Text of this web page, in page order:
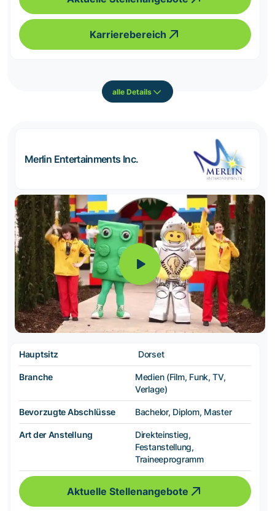
Karrierebereich
alle Details
Merlin Entertainments Inc.
Hauptsitz Dorset
Branche
Medien (Film, Funk, TV,
Verlage)
Bevorzugte Abschlüsse Bachelor, Diplom, Master
Art der Anstellung
Direkteinstieg,
Festanstellung,
Traineeprogramm
Aktuelle Stellenangebote